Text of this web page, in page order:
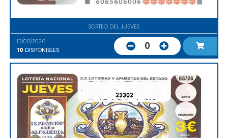
SORTEO DEL JUEVES
13/08/2026
10 DISPONIBLES 0
23302